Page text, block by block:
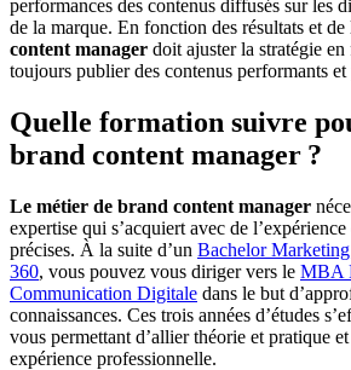
performances des contenus diffusés sur les
de la marque. En fonction des résultats et de
content manager doit ajuster la stratégie
toujours publier des contenus performants et
Quelle formation suivre
brand content manager ?
Le métier de brand content manager
expertise qui s’acquiert avec de
précises. À la suite d’un Bachelor
360, vous pouvez vous diriger vers le MBA
Communication Digitale dans le but
connaissances. Ces trois années d’études
vous permettant d’allier théorie et pratique
expérience professionnelle.